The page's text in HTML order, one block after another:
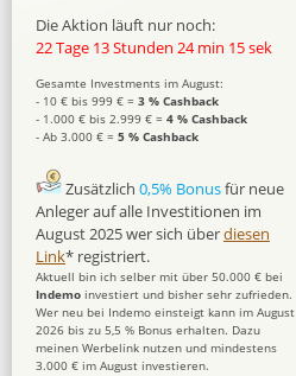
Die Aktion läuft nur noch:
22 Tage 13 Stunden 24 min 14 sek
Gesamte Investments im August:
- 10 € bis 999 € = 3 % Cashback
- 1.000 € bis 2.999 € = 4 % Cashback
- Ab 3.000 € = 5 % Cashback
Zusätzlich 0,5% Bonusfür neue
Anleger auf alle Investitionen im
August 2025 wer sich überdiesen
Link* registriert.
Aktuell bin ich selber mit über 50.000 € bei
Indemo investiert und bisher sehr zufrieden.
Wer neu bei Indemo einsteigt kann im August
2026 bis zu 5,5 % Bonus erhalten. Dazu
meinen Werbelink nutzen und mindestens
3.000 € im August investieren.